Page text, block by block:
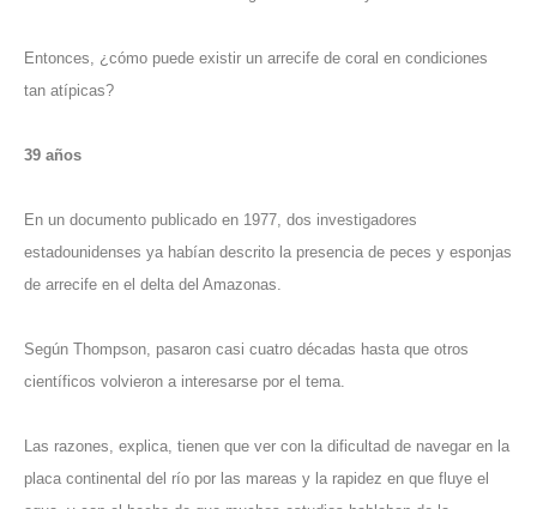
Entonces, ¿cómo puede existir un arrecife de coral en condiciones
tan atípicas?
39 años
En un documento publicado en 1977, dos investigadores
estadounidenses ya habían descrito la presencia de peces y esponjas
de arrecife en el delta del Amazonas.
Según Thompson, pasaron casi cuatro décadas hasta que otros
científicos volvieron a interesarse por el tema.
Las razones, explica, tienen que ver con la dificultad de navegar en la
placa continental del río por las mareas y la rapidez en que fluye el